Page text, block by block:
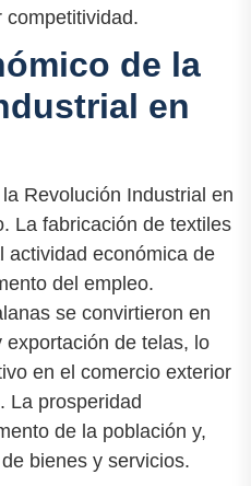
competitividad.
de la
en
Revolución Industrial en
La fabricación de textiles
actividad económica de
del empleo.
se convirtieron en
de telas, lo
en el comercio exterior
La prosperidad
de la población y,
bienes y servicios.